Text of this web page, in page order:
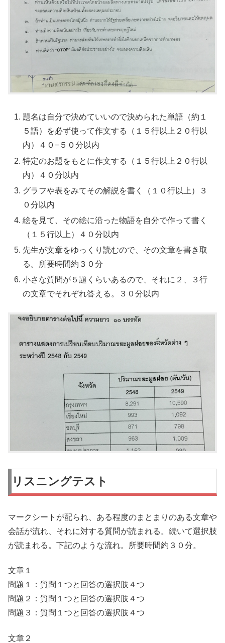
題名は自分で決めていいので決められた単語（約１
５語）を必ず使って作文する（１５行以上２０行以
内）４０−５０分以内
特定のお題をもとに作文する（１５行以上２０行以
内）４０分以内
グラフや表をみてその解説を書く（１０行以上）３
０分以内
絵を見て、その絵に沿った物語を自分で作って書く
（１５行以上）４０分以内
先生が文章をゆっくり読むので、その文章を書き取
る。所要時間約３０分
小さな質問が５題くらいあるので、それに２、３行
の文章でそれぞれ答える。３０分以内
リスニングテスト
マークシートが配られ、ある程度のまとまりのある文章や
会話が流れ、それに対する質問が読まれる。続いて選択肢
が読まれる。下記のような流れ。所要時間約３０分。
文章１
問題１：質問１つと回答の選択肢４つ
問題２：質問１つと回答の選択肢４つ
問題３：質問１つと回答の選択肢４つ
文章２